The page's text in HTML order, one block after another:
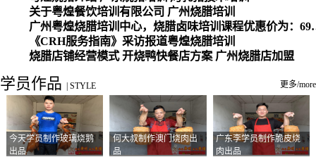
关于粤煌餐饮培训有限公司 广州烧腊培训
广州粤煌烧腊培训中心，烧腊卤味培训课程优惠价为：6980元
《CRH服务指南》采访报道粤煌烧腊培训
烧腊店铺经营模式 开烧鸭快餐店方案 广州烧腊店加盟
学员作品 STYLE 更多/more
今天学员制作玻璃烧鹅
出品
何大叔制作澳门烧肉出
品
广东李学员制作脆皮烧
肉出品